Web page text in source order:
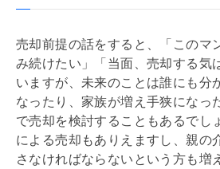
売却前提の話をすると、「このマ
み続けたい」「当面、売却する気
いますが、未来のことは誰にも分
なったり、家族が増え手狭になっ
で売却を検討することもあるでし
による売却もありえますし、親の
さなければならないという方も増